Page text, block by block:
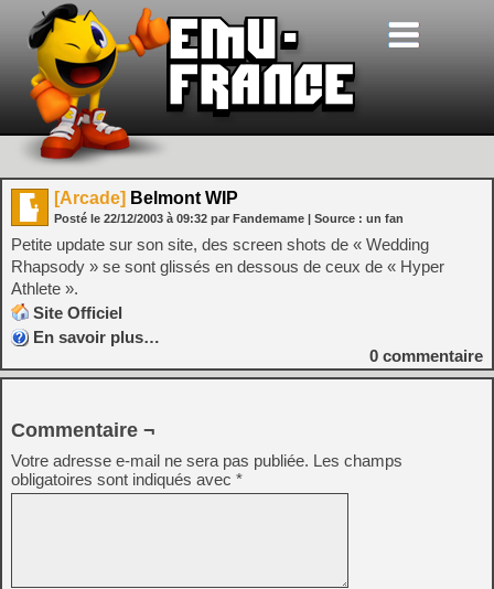
[Arcade] Belmont WIP
Posté le 22/12/2003 à 09:32 par Fandemame | Source : un fan
Petite update sur son site, des screen shots de « Wedding
Rhapsody » se sont glissés en dessous de ceux de « Hyper
Athlete ».
Site Officiel
En savoir plus…
0 commentaire
Commentaire ¬
Votre adresse e-mail ne sera pas publiée. Les champs
obligatoires sont indiqués avec *